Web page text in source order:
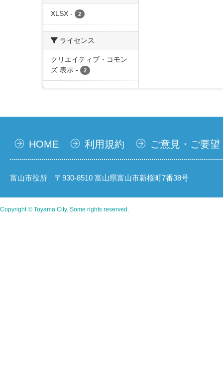
XLSX - 2
ライセンス
クリエイティブ・コモン
ズ 表示 - 2
HOME 利用規約 ご意見・ご要望
富山市役所 〒930-8510 富山県富山市新桜町7番38号
Copyright © Toyama City. Some rights reserved.